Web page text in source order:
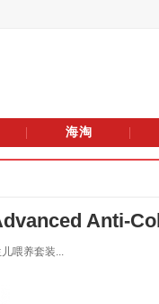
海淘
Anti-
喂养套装...